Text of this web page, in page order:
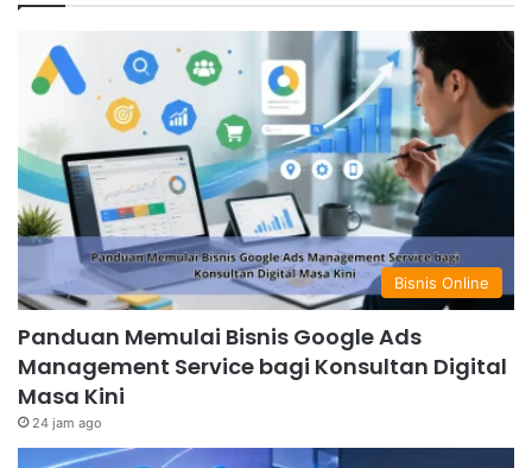
Bisnis Online
Panduan Memulai Bisnis Google Ads
Management Service bagi Konsultan Digital
Masa Kini
24 jam ago